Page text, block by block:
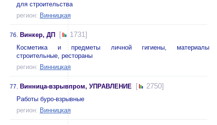
для строительства
регион: Винницкая
76. Винкер, ДП [ 1731]
Косметика и предметы личной гигиены, материалы
строительные, рестораны
регион: Винницкая
77. Винница-взрывпром, УПРАВЛЕНИЕ [ 2750]
Работы буро-взрывные
регион: Винницкая